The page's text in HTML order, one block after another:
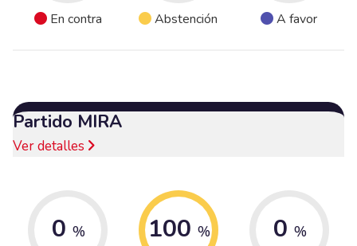
En contra Abstención A favor
Partido MIRA
Ver detalles
0 % 100 % 0 %